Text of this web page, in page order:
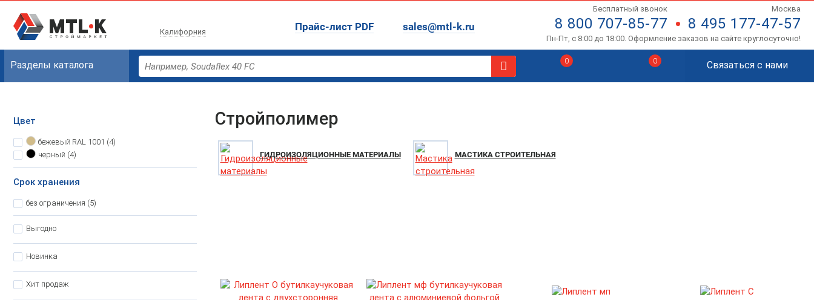
Калифорния Прайс-лист PDF sales@mtl-k.ru
Москва
8 495 177-47-57
Бесплатный звонок
8 800 707-85-77
Пн-Пт, с 8:00 до 18:00. Оформление заказов на сайте круглосуточно!
Разделы каталога Связаться с нами
0 0
Цвет
бежевый RAL 1001 (4)
черный (4)
Срок хранения
без ограничения (5)
Выгодно
Новинка
Хит продаж
Стройполимер
ГИДРОИЗОЛЯЦИОННЫЕ МАТЕРИАЛЫ МАСТИКА СТРОИТЕЛЬНАЯ